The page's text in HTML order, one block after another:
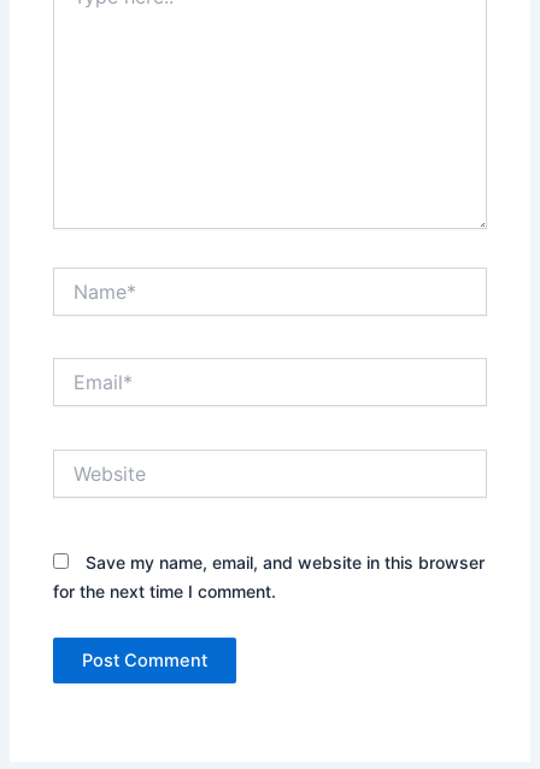
Save my name, email, and website in this browser
for the next time I comment.